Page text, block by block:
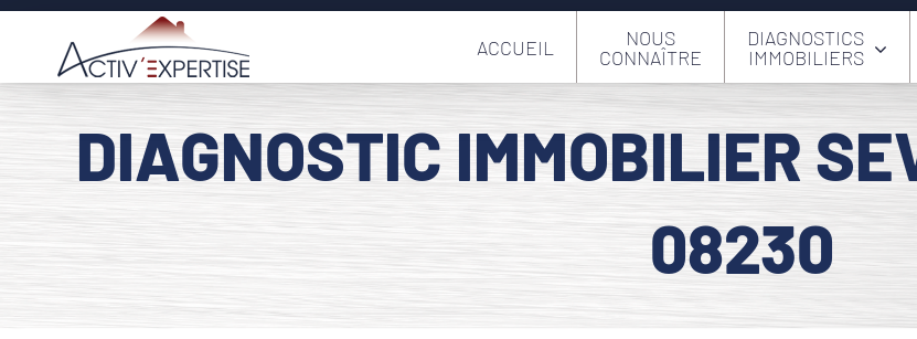
Passer
contenu
ACCUEIL
NOUS
CONNAÎTRE
DIAGNOSTICS
IMMOBILIERS
DIAGNOSTIC IMMOBILIER
08230